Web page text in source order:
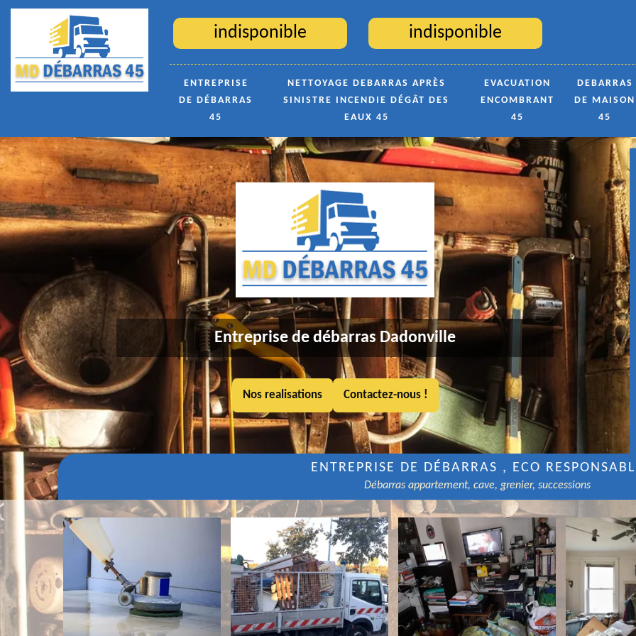
indisponible indisponible
ENTREPRISE
DE DÉBARRAS
45
NETTOYAGE DEBARRAS APRÈS
SINISTRE INCENDIE DÉGÂT DES
EAUX 45
EVACUATION
ENCOMBRANT
45
DEBARRAS
DE MAISON
45
Entreprise de débarras Dadonville
Nos realisations Contactez-nous !
ENTREPRISE DE DÉBARRAS , ECO
Débarras appartement, cave, grenier, successions